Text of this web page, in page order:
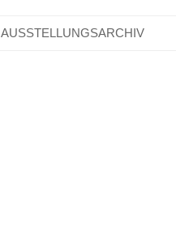
AUSSTELLUNGSARCHIV